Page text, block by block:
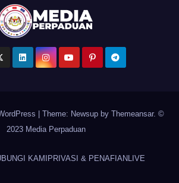
Theme: Newsup by Themeansar. ©
2023 Media Perpaduan
KAMI PRIVASI & PENAFIAN LIVE